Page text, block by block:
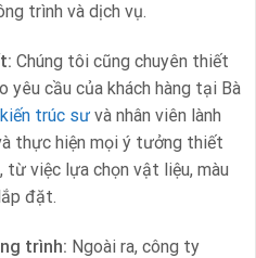
trình và dịch vụ.
Chúng tôi cũng chuyên thiết
cầu của khách hàng tại Bà
kiến trúc sư và nhân viên lành
thực hiện mọi ý tưởng thiết
từ việc lựa chọn vật liệu, màu
đặt.
trình: Ngoài ra, công ty